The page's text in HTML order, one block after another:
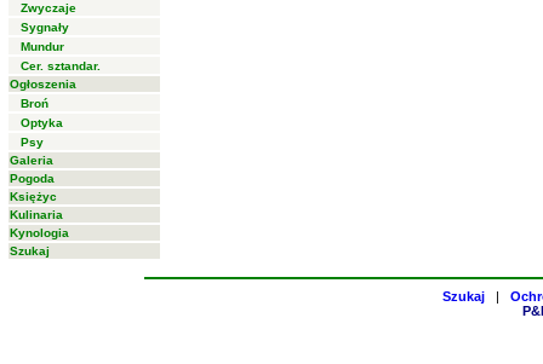
Zwyczaje
Sygnały
Mundur
Cer. sztandar.
Ogłoszenia
Broń
Optyka
Psy
Galeria
Pogoda
Księżyc
Kulinaria
Kynologia
Szukaj
Szukaj |